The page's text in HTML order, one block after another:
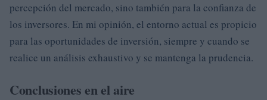
percepción del mercado, sino también para la confianza de
los inversores. En mi opinión, el entorno actual es propicio
para las oportunidades de inversión, siempre y cuando se
realice un análisis exhaustivo y se mantenga la prudencia.
Conclusiones en el aire